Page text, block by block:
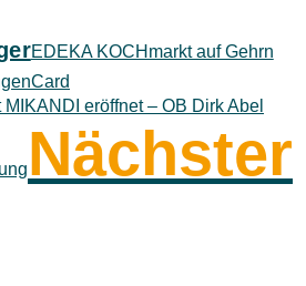
EDEKA KOCHmarkt auf Gehrn
MIKANDI eröffnet – OB Dirk Abel
Nächster